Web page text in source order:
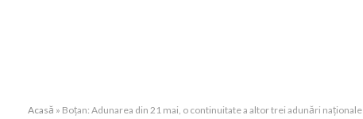
Acasă » Boțan: Adunarea din 21 mai, o continuitate a altor trei adunări naționale